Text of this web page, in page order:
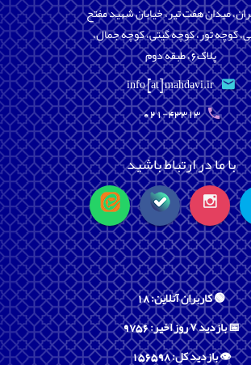
میدان هفت تیر، خیابان شهید مفتح
کوچه تور، کوچه گیتی، کوچه جمال،
پلاک6، طبقه دوم
info [at] mahdavi.ir
021-43313
با ما در ارتباط باشید
🟢 کاربران آنلاین: 18
📅 بازدید ۷ روز اخیر: 9756
👁️ بازدید کل: 156598